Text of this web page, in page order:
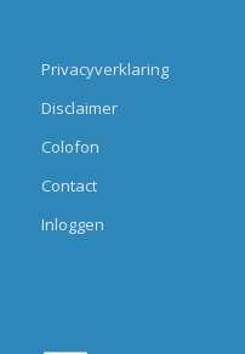
Privacyverklaring
Disclaimer
Colofon
Contact
Inloggen